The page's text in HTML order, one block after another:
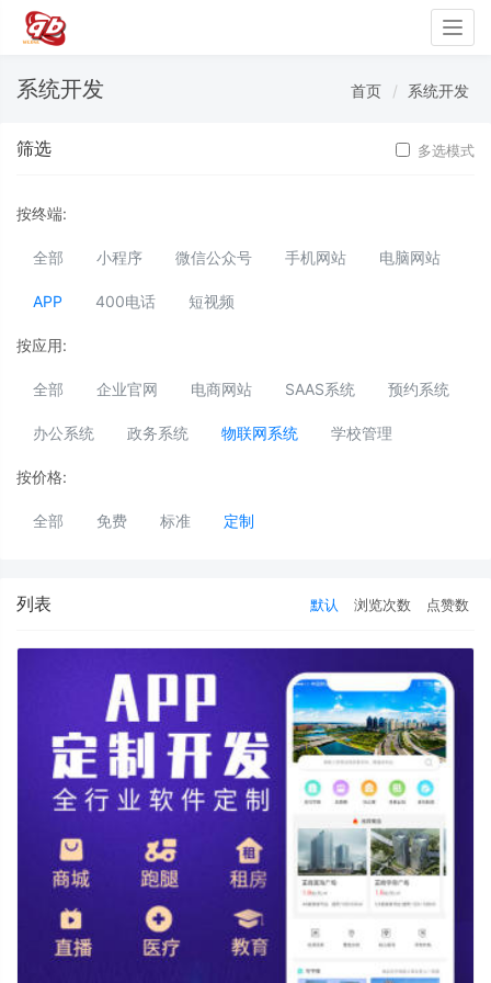
系统开发 首页 系统开发
筛选 多选模式
按终端:
全部 小程序 微信公众号 手机网站 电脑网站
APP 400电话 短视频
按应用:
全部 企业官网 电商网站 SAAS系统 预约系统
办公系统 政务系统 物联网系统 学校管理
按价格:
全部 免费 标准 定制
列表 默认 浏览次数 点赞数